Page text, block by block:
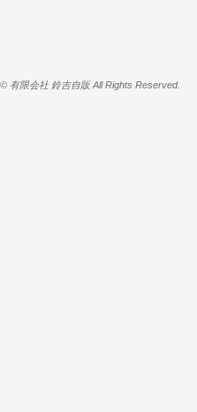
© 有限会社 鈴吉自販 All Rights Reserved.